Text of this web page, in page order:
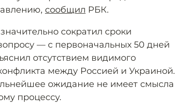
сообщил РБК.
значительно сократил сроки
— с первоначальных 50 дней
отсутствием видимого
между Россией и Украиной.
ожидание не имеет смысла
процессу.